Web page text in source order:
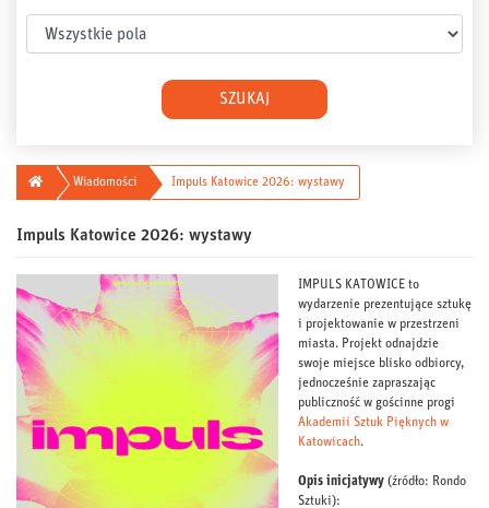
SZUKAJ
GłównaWiadomości Impuls Katowice 2026: wystawy
Impuls Katowice 2026: wystawy
IMPULS KATOWICE to
wydarzenie prezentujące sztukę
i projektowanie w przestrzeni
miasta. Projekt odnajdzie
swoje miejsce blisko odbiorcy,
jednocześnie zapraszając
publiczność w gościnne progi
Akademii Sztuk Pięknych w
Katowicach.
Opis inicjatywy (źródło: Rondo
Sztuki):